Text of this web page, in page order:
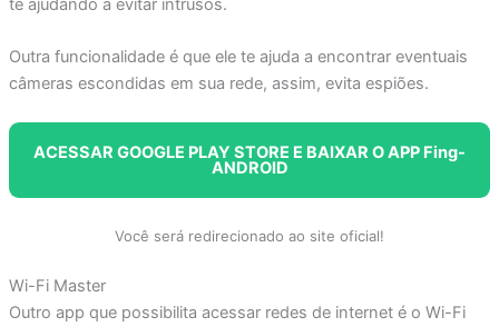
Outra funcionalidade é que ele te ajuda a encontrar eventuais
câmeras escondidas em sua rede, assim, evita espiões.
ACESSAR GOOGLE PLAY STORE E BAIXAR O APP Fing-
ANDROID
Você será redirecionado ao site oficial!
Wi-Fi Master
Outro app que possibilita acessar redes de internet é o Wi-Fi